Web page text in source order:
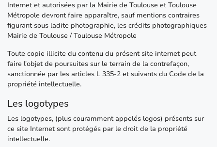
Internet et autorisées par la Mairie de Toulouse et Toulouse
Métropole devront faire apparaître, sauf mentions contraires
figurant sous ladite photographie, les crédits photographiques
Mairie de Toulouse / Toulouse Métropole
Toute copie illicite du contenu du présent site internet peut
faire l'objet de poursuites sur le terrain de la contrefaçon,
sanctionnée par les articles L 335-2 et suivants du Code de la
propriété intellectuelle.
Les logotypes
Les logotypes, (plus couramment appelés logos) présents sur
ce site Internet sont protégés par le droit de la propriété
intellectuelle.